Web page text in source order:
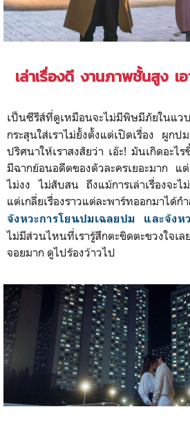
เล่าเรื่องดี งานภาพชั้นสูง เ
เป็นซีรีส์ที่ดูเหมือนจะไม่มีพิษมีภัยในแ
กระสุนใส่เราไม่ยั้งตั้งแต่เปิดเรื่อง ผูก
ปริศนาให้เราสงสัยว่า เอ๊ะ! มันเกิดอะไ
มีฉากย้อนอดีตของตัวละครเยอะมาก แ
ไม่งง ไม่สับสน ถึงแม้การเล่าเรื่องจะ
แต่เกลี่ยเรื่องราวแต่ละพาร์ทออกมาได้ก
จังหวะการโยนปมเฉลยปม และจังห
ไม่มีส่วนไหนที่เรารู้สึกตะขิดตะขวงใจเ
จอยมาก ดูไปร้องว้าวไป